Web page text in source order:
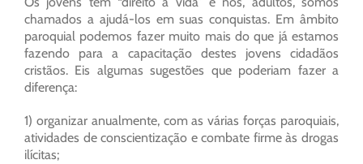
chamados a ajudá-los em suas conquistas. Em âmbito
paroquial podemos fazer muito mais do que já estamos
fazendo para a capacitação destes jovens cidadãos
cristãos. Eis algumas sugestões que poderiam fazer a
diferença:
1) organizar anualmente, com as várias forças paroquiais,
atividades de conscientização e combate firme às drogas
ilícitas;